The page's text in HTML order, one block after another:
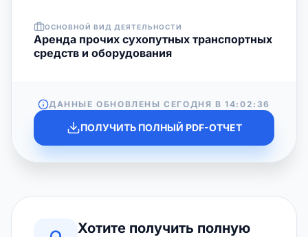
ОСНОВНОЙ ВИД ДЕЯТЕЛЬНОСТИ
Аренда прочих сухопутных транспортных
средств и оборудования
ДАННЫЕ ОБНОВЛЕНЫ СЕГОДНЯ В14:02:36
ПОЛУЧИТЬ ПОЛНЫЙ PDF-ОТЧЕТ
Хотите получить полную